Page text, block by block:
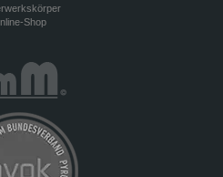
Shop